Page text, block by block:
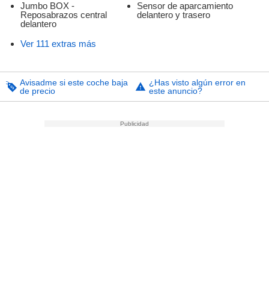
Jumbo BOX -
Reposabrazos central
delantero
Sensor de aparcamiento
delantero y trasero
Ver 111 extras más
Avisadme si este coche baja
de precio
¿Has visto algún error en
este anuncio?